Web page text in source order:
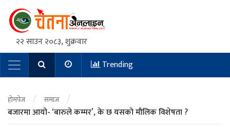
२२ साउन २०८३, शुक्रवार
Main NavigationTrending
होमपेज / समाज /
बजारमा आयो- ‘बारुले कम्मर’, के छ यसको मौलिक विशेषता ?